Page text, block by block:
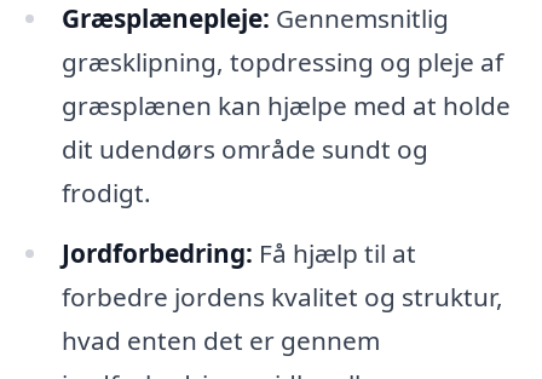
Græsplænepleje: Gennemsnitlig
græsklipning, topdressing og pleje af
græsplænen kan hjælpe med at holde
dit udendørs område sundt og
frodigt.
Jordforbedring: Få hjælp til at
forbedre jordens kvalitet og struktur,
hvad enten det er gennem